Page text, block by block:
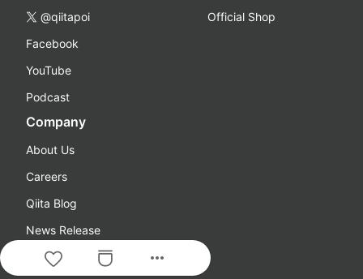
more_horiz
@qiitapoi
Facebook
YouTube
Podcast
Official Shop
Company
About Us
Careers
Qiita Blog
News Release